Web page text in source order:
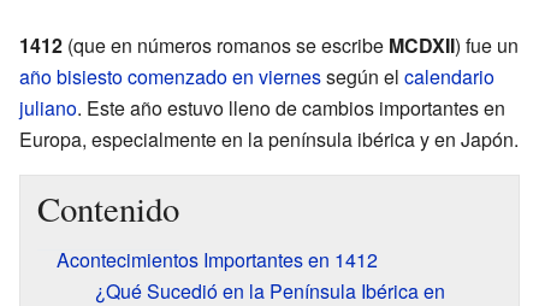
1412 (que en números romanos se escribe MCDXII) fue un
año bisiesto comenzado en viernessegún el calendario
juliano. Este año estuvo lleno de cambios importantes en
Europa, especialmente en la península ibérica y en Japón.
Contenido
Acontecimientos Importantes en 1412
¿Qué Sucedió en la Península Ibérica en